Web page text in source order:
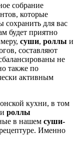
собрание
которые
сохранить для вас
будет приятно
суши, роллы и
составляют
не
также по
активным
кухни, в том
и роллы
в нашем суши-
Именно